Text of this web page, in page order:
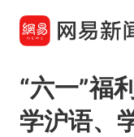
“六一”福
学沪语、